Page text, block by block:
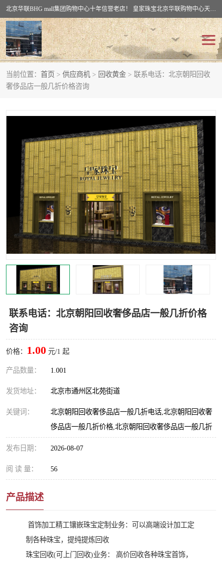
北京华联BHG mall集团购物中心十年信誉老店！ 皇家珠宝北京华联购物中心天时名苑店竭诚欢迎您。 北京市通州区（八通线）通州北苑地铁华联购物中心一层皇家珠宝 北京皇家珠宝通州黄金回收黄金首饰加工店（八通线: 通州北苑地铁华联店）：通州区通州北苑地铁华联购物中心一层皇家珠宝。
当前位置： 首页 > 供应商机 > 回收黄金 > 联系电话：北京朝阳回收
奢侈品店一般几折价格咨询
联系电话：北京朝阳回收奢侈品店一般几折价格
咨询
价格： 1.00 元/1 起
产品数量： 1.001
发货地址： 北京市通州区北苑街道
关键词：
北京朝阳回收奢侈品店一般几折电话,北京朝阳回收奢
侈品店一般几折价格,北京朝阳回收奢侈品店一般几折
发布日期： 2026-08-07
阅 读 量： 56
产品描述
首饰加工精工镶嵌珠宝定制业务：可以高端设计加工定
制各种珠宝，提纯提炼回收
珠宝回收(可上门回收)业务： 高价回收各种珠宝首饰，
回收黄金
回收翡翠玉石